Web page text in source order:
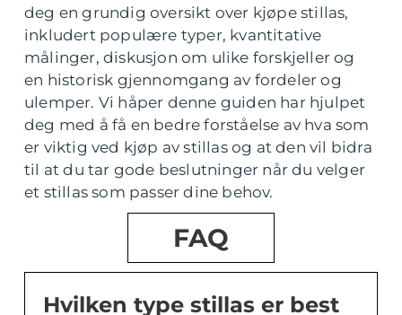
deg en grundig oversikt over kjøpe stillas,
inkludert populære typer, kvantitative
målinger, diskusjon om ulike forskjeller og
en historisk gjennomgang av fordeler og
ulemper. Vi håper denne guiden har hjulpet
deg med å få en bedre forståelse av hva som
er viktig ved kjøp av stillas og at den vil bidra
til at du tar gode beslutninger når du velger
et stillas som passer dine behov.
FAQ
Hvilken type stillas er best